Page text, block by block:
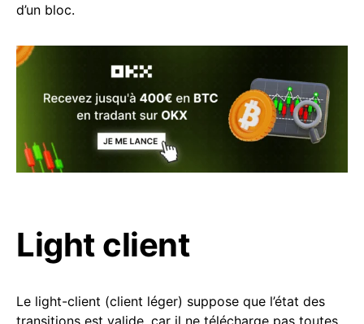
d’un bloc.
Light client
Le light-client (client léger) suppose que l’état des